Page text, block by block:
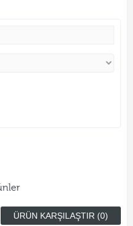
ÜRÜN KARŞILAŞTIR (0)